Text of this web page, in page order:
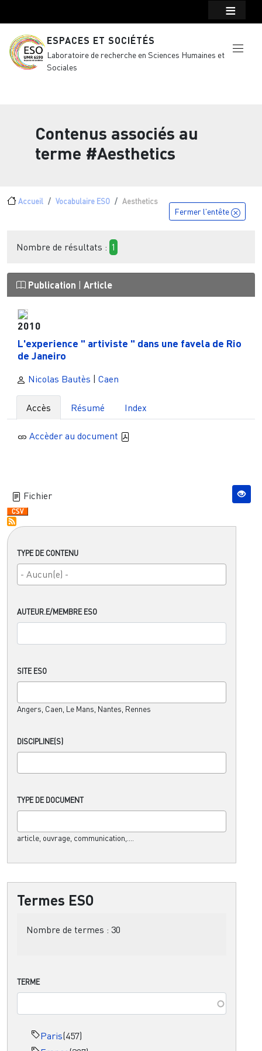
ESPACES ET SOCIÉTÉS
Laboratoire de recherche en Sciences Humaines et
Sociales
Contenus associés au
terme #Aesthetics
Fil d'Ariane
Accueil Vocabulaire ESO Aesthetics
TYPE DE CONTENU
AUTEUR.E/MEMBRE ESO
SITE ESO
Angers, Caen, Le Mans, Nantes, Rennes
DISCIPLINE(S)
TYPE DE DOCUMENT
article, ouvrage, communication,....
Termes ESO
Nombre de termes : 30
TERME
Paris(457)
Fermer l'entête
Nombre de résultats : 1
Publication Article
2010
L'experience " artiviste " dans une favela de Rio
de Janeiro
Nicolas Bautès Caen
Accès Résumé Index
Accèder au document
Fichier